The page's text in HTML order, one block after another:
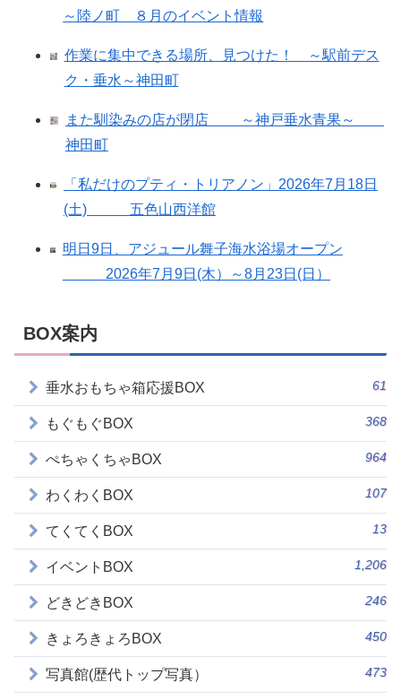
～陸ノ町 ８月のイベント情報
作業に集中できる場所、見つけた！ ～駅前デス
ク・垂水～神田町
また馴染みの店が閉店 ～神戸垂水青果～
神田町
「私だけのプティ・トリアノン」2026年7月18日
(土) 五色山西洋館
明日9日、アジュール舞子海水浴場オープン
2026年7月9日(木）～8月23日(日）
BOX案内
垂水おもちゃ箱応援BOX 61
もぐもぐBOX 368
ぺちゃくちゃBOX 964
わくわくBOX 107
てくてくBOX 13
イベントBOX 1,206
どきどきBOX 246
きょろきょろBOX 450
写真館(歴代トップ写真） 473